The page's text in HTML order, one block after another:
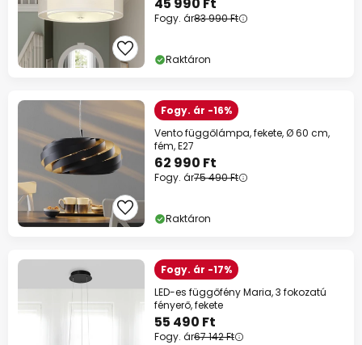
Fogy. ár83 990 Ft
Raktáron
Fogy. ár -16%
Vento függőlámpa, fekete, Ø 60 cm,
fém, E27
62 990 Ft
Fogy. ár75 490 Ft
Raktáron
Fogy. ár -17%
LED-es függőfény Maria, 3 fokozatú
fényerő, fekete
55 490 Ft
Fogy. ár67 142 Ft